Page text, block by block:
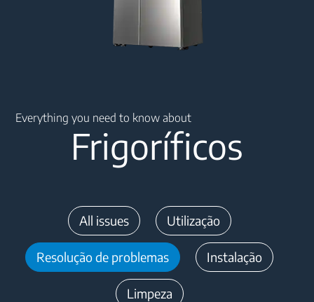
Everything you need to know about
Frigoríficos
All issues Utilização
Resolução de problemas Instalação
Limpeza